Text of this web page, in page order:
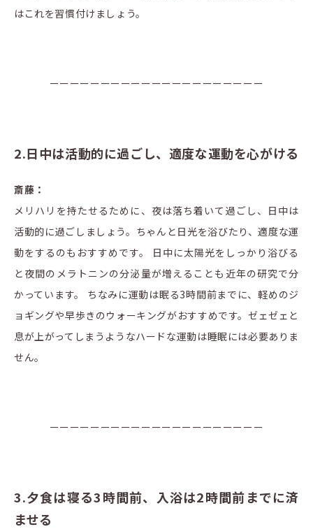
はこれを習慣付けましょう。
ーーーーーーーーーーーーーーーーーーーーー
2.日中は活動的に過ごし、適度な運動を心がける
斎藤：
メリハリを持たせるために、夜は落ち着いて過ごし、日中は
活動的に過ごしましょう。ちゃんと日光を浴びたり、適度な運
動をするのもおすすめです。 日中に太陽光をしっかり浴びる
と夜間のメラトニンの分泌量が増えることも近年の研究で分
かっています。 ちなみに運動は眠る3時間前までに、軽めのジ
ョギングや早歩きのウォーキングがおすすめです。ゼェゼェと
息が上がってしまうようなハードな運動は睡眠には必要ありま
せん。
ーーーーーーーーーーーーーーーーーーーーー
3.夕食は寝る3時間前、入浴は2時間前までに済
ませる